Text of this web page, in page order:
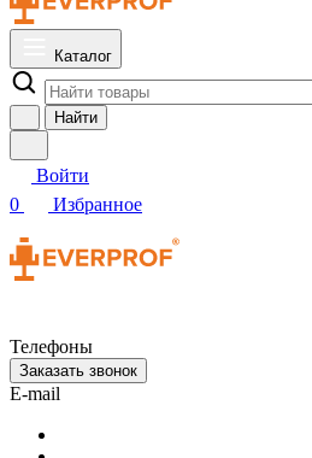
Каталог
Найти
Войти
0
Избранное
Телефоны
Заказать звонок
E-mail